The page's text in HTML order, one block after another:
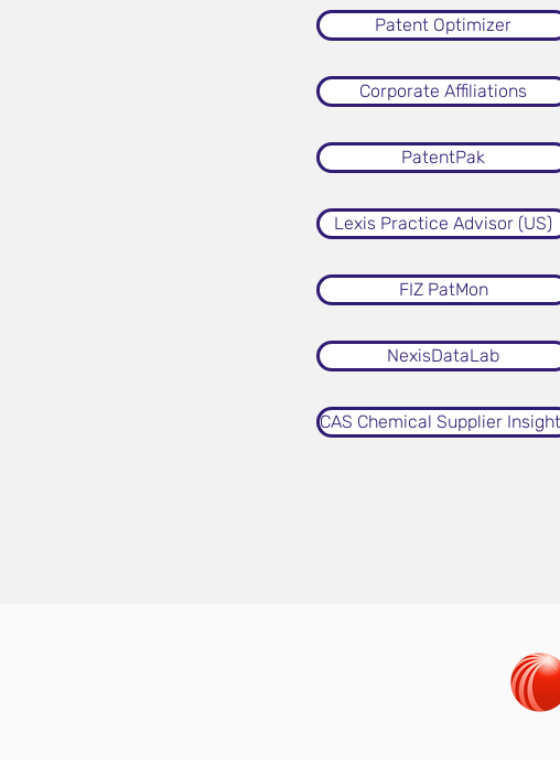
Patent Optimizer
Corporate Affiliations
PatentPak
Lexis Practice Advisor (US)
FIZ PatMon
NexisDataLab
CAS Chemical Supplier